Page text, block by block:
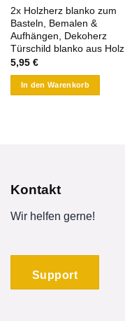
2x Holzherz blanko zum
Basteln, Bemalen &
Aufhängen, Dekoherz
Türschild blanko aus Holz
5,95 €
In den Warenkorb
Kontakt
Wir helfen gerne!
Support